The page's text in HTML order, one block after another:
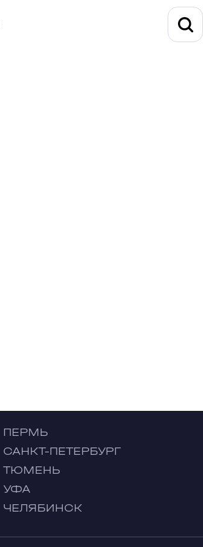
ПЕРМЬ
САНКТ-ПЕТЕРБУРГ
ТЮМЕНЬ
УФА
ЧЕЛЯБИНСК